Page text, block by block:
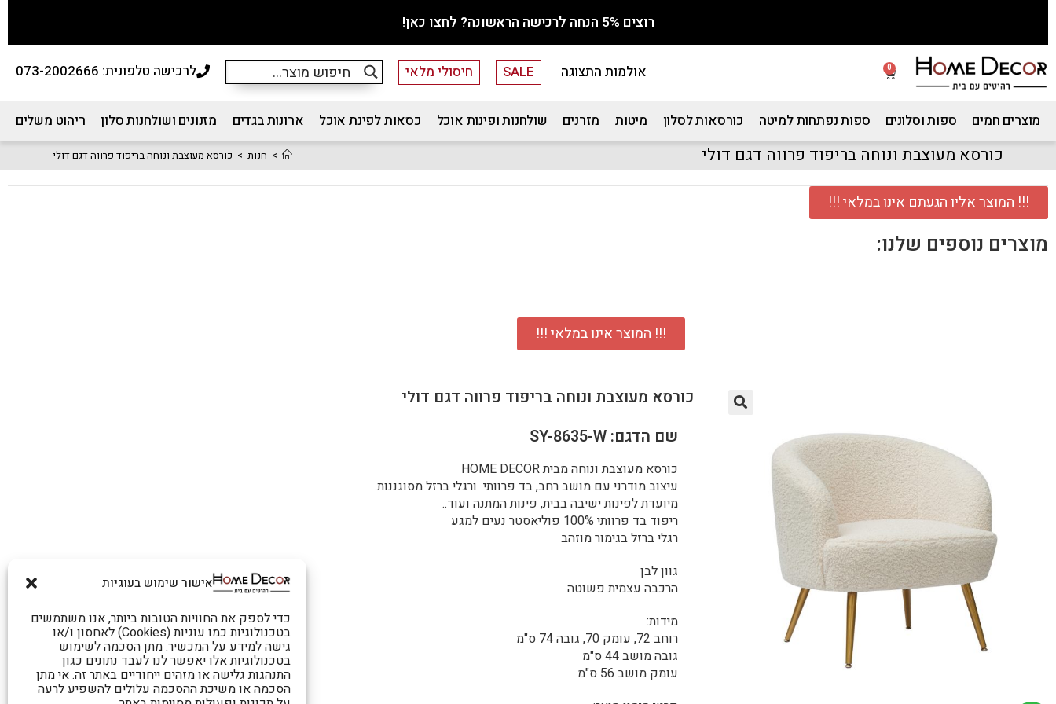
אישור שימוש בעוגיות
כדי לספק את החוויות הטובות ביותר, אנו משתמשים
בטכנולוגיות כמו עוגיות (Cookies) לאחסון ו/או
גישה למידע על המכשיר. מתן הסכמה לשימוש
בטכנולוגיות אלו יאפשר לנו לעבד נתונים כגון
התנהגות גלישה או מזהים ייחודיים באתר זה. אי מתן
הסכמה או משיכת ההסכמה עלולים להשפיע לרעה
רוצים 5% הנחה לרכישה הראשונה? לחצו כאן!
0 אולמות התצוגה SALE חיסולי מלאי לרכישה טלפונית: 073-2002666
מוצרים חמים ספות וסלונים ספות נפתחות למיטה כורסאות לסלון מיטות מזרנים שולחנות ופינות אוכל כסאות לפינת אוכל ארונות בגדים מזנונים ושולחנות סלון ריהוט משלים
כורסא מעוצבת ונוחה בריפוד פרווה דגם דולי > חנות > כורסא מעוצבת ונוחה בריפוד פרווה דגם דולי
!!! המוצר אליו הגעתם אינו במלאי !!!
מוצרים נוספים שלנו:
!!! המוצר אינו במלאי !!!
כורסא מעוצבת ונוחה בריפוד פרווה דגם דולי
שם הדגם: SY-8635-W
כורסא מעוצבת ונוחה מבית HOME DECOR
עיצוב מודרני עם מושב רחב, בד פרוותי ורגלי ברזל מסוגננות.
מיועדת לפינות ישיבה בבית, פינות המתנה ועוד..
ריפוד בד פרוותי 100% פוליאסטר נעים למגע
רגלי ברזל בגימור מוזהב
גוון לבן
הרכבה עצמית פשוטה
מידות:
רוחב 72, עומק 70, גובה 74 ס"מ
גובה מושב 44 ס"מ
עומק מושב 56 ס"מ